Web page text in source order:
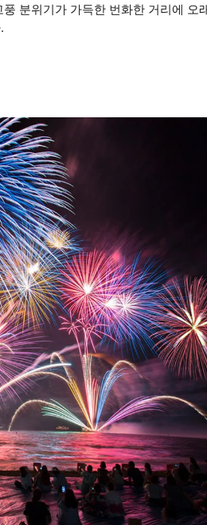
분위기가 가득한 번화한 거리에 오